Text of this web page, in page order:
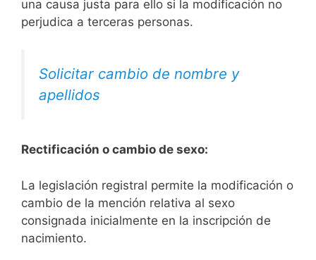
una causa justa para ello si la modificación no
perjudica a terceras personas.
Solicitar cambio de nombre y
apellidos
Rectificación o cambio de sexo:
La legislación registral permite la modificación o
cambio de la mención relativa al sexo
consignada inicialmente en la inscripción de
nacimiento.